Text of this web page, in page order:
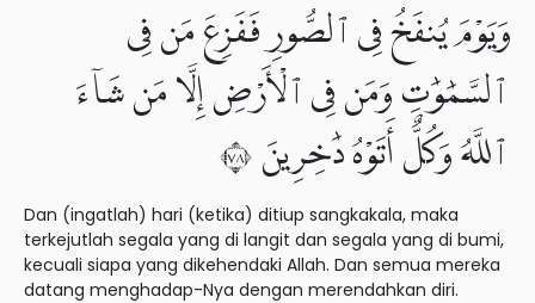
وَيَوْمَ يُنفَخُ فِى ٱلصُّورِ فَفَزِعَ مَن فِى
ٱلسَّمَٰوَٰتِ وَمَن فِى ٱلْأَرْضِ إِلَّا مَن شَآءَ
ٱللَّهُ وَكُلٌّ أَتَوْهُ دَٰخِرِينَ ٨٧
Dan (ingatlah) hari (ketika) ditiup sangkakala, maka
terkejutlah segala yang di langit dan segala yang di bumi,
kecuali siapa yang dikehendaki Allah. Dan semua mereka
datang menghadap-Nya dengan merendahkan diri.